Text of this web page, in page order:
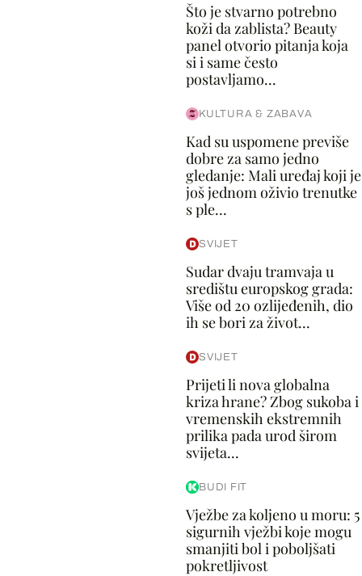
Što je stvarno potrebno
koži da zablista? Beauty
panel otvorio pitanja koja
si i same često
postavljamo...
KULTURA & ZABAVA
Kad su uspomene previše
dobre za samo jedno
gledanje: Mali uređaj koji je
još jednom oživio trenutke
s ple...
SVIJET
Sudar dvaju tramvaja u
središtu europskog grada:
Više od 20 ozlijeđenih, dio
ih se bori za život...
SVIJET
Prijeti li nova globalna
kriza hrane? Zbog sukoba i
vremenskih ekstremnih
prilika pada urod širom
svijeta...
BUDI FIT
Vježbe za koljeno u moru: 5
sigurnih vježbi koje mogu
smanjiti bol i poboljšati
pokretljivost